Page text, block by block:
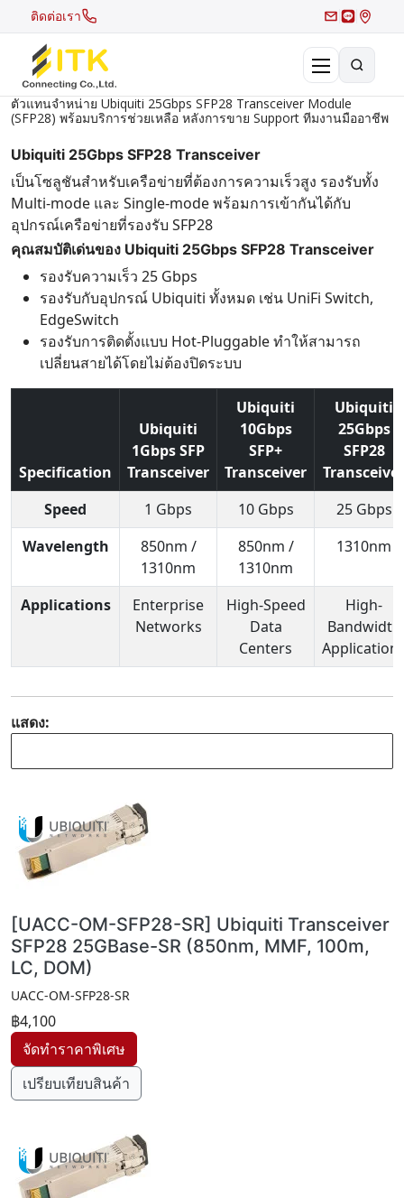
ติดต่อเรา
Search ×
Recent Search
Hot Search
ตัวแทนจำหน่าย Ubiquiti 25Gbps SFP28 Transceiver Module
(SFP28) พร้อมบริการช่วยเหลือ หลังการขาย Support ทีมงานมืออาชีพ
Ubiquiti 25Gbps SFP28 Transceiver
เป็นโซลูชันสำหรับเครือข่ายที่ต้องการความเร็วสูง รองรับทั้ง
Multi-mode และ Single-mode พร้อมการเข้ากันได้กับ
อุปกรณ์เครือข่ายที่รองรับ SFP28
คุณสมบัติเด่นของ Ubiquiti 25Gbps SFP28 Transceiver
รองรับความเร็ว 25 Gbps
รองรับกับอุปกรณ์ Ubiquiti ทั้งหมด เช่น UniFi Switch,
EdgeSwitch
รองรับการติดตั้งแบบ Hot-Pluggable ทำให้สามารถ
เปลี่ยนสายได้โดยไม่ต้องปิดระบบ
Specification
Ubiquiti
1Gbps SFP
Transceiver
Ubiquiti
10Gbps
SFP+
Transceiver
Ubiquiti
25Gbps
SFP28
Transceiver
Speed
1 Gbps 10 Gbps
25 Gbps
Wavelength
850nm /
1310nm
850nm /
1310nm
1310nm
Applications
Enterprise
Networks
High-Speed
Data
Centers
High-
Bandwidth
แสดง:
[UACC-OM-SFP28-SR] Ubiquiti Transceiver
SFP28 25GBase-SR (850nm, MMF, 100m,
LC, DOM)
UACC-OM-SFP28-SR
฿4,100
เปรียบเทียบสินค้า